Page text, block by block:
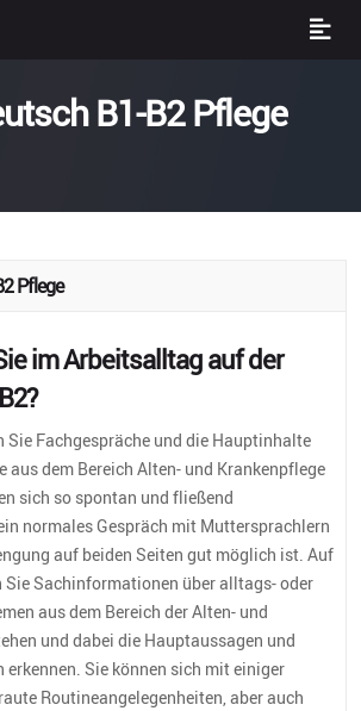
B1-B2 Pflege
Pflege
im Arbeitsalltag auf der
Sie Fachgespräche und die Hauptinhalte
aus dem Bereich Alten- und Krankenpflege
sich so spontan und fließend
normales Gespräch mit Muttersprachlern
auf beiden Seiten gut möglich ist. Auf
Sie Sachinformationen über alltags- oder
aus dem Bereich der Alten- und
und dabei die Hauptaussagen und
Sie können sich mit einiger
Routineangelegenheiten, aber auch